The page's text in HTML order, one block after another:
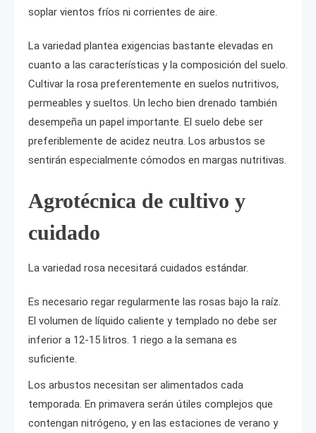
soplar vientos fríos ni corrientes de aire.
La variedad plantea exigencias bastante elevadas en
cuanto a las características y la composición del suelo.
Cultivar la rosa preferentemente en suelos nutritivos,
permeables y sueltos. Un lecho bien drenado también
desempeña un papel importante. El suelo debe ser
preferiblemente de acidez neutra. Los arbustos se
sentirán especialmente cómodos en margas nutritivas.
Agrotécnica de cultivo y
cuidado
La variedad rosa necesitará cuidados estándar.
Es necesario regar regularmente las rosas bajo la raíz.
El volumen de líquido caliente y templado no debe ser
inferior a 12-15 litros. 1 riego a la semana es
suficiente.
Los arbustos necesitan ser alimentados cada
temporada. En primavera serán útiles complejos que
contengan nitrógeno, y en las estaciones de verano y